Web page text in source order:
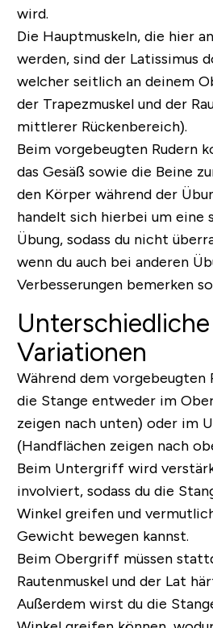
wird.
Die Hauptmuskeln, die hier
werden, sind der Latissimus
welcher seitlich an deinem
der Trapezmuskel und der
mittlerer Rückenbereich).
Beim vorgebeugten Rudern
das Gesäß sowie die Beine
den Körper während der
handelt sich hierbei um eine
Übung, sodass du nicht
wenn du auch bei anderen
Verbesserungen bemerken
Variationen
Während dem vorgebeugten
die Stange entweder im
zeigen nach unten) oder im
(Handflächen zeigen nach
Beim Untergriff wird
involviert, sodass du die
Winkel greifen und
Gewicht bewegen kannst.
Beim Obergriff müssen
Rautenmuskel und der Lat
Außerdem wirst du die